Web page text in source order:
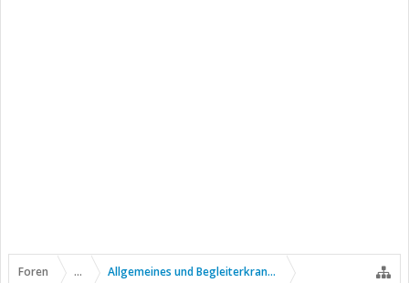
Foren ... Allgemeines und Begleiterkrankungen